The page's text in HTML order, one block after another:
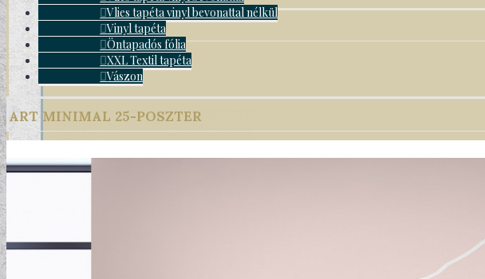
DAMASK TAPÉTÁKVlies tapéta vinyl bevonattal nélkül
Vinyl tapéta
Öntapadós fólia
XXL Textil tapéta
Vászon
ART MINIMAL 25-POSZTER